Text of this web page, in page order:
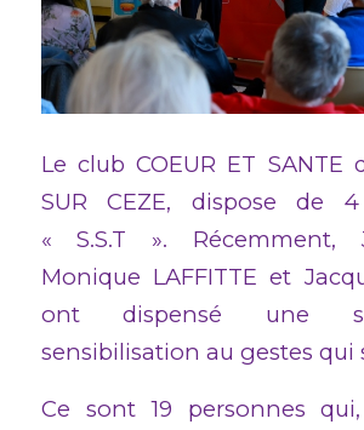
Le club COEUR ET SANTE
SUR CEZE, dispose de 4
« S.S.T ». Récemment,
Monique LAFFITTE et
ont dispensé une
sensibilisation au gestes qui
Ce sont 19 personnes